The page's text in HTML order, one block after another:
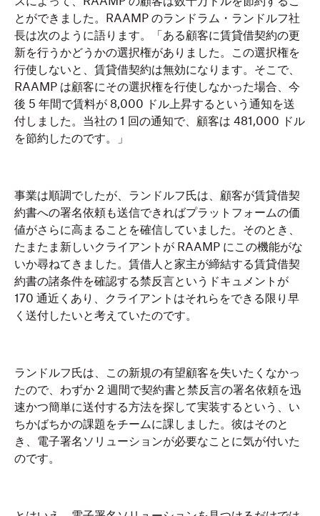
とができました。RAAMP のランドラム・ランドルフ社
長は次のように語ります。「ある顧客に賃貸借契約の更
新を行うかどうかの選択権がありました。この選択権を
行使しないと、賃貸借契約は無効になります。そこで、
RAAMP は顧客にその選択権を行使しなかった場合、今
後 5 年間で賃料が 8,000 ドル上昇するという通知を送
付しました。当社の 1 回の通知で、顧客は 481,000 ドル
を節約したのです。」
事業は順調でしたが、ランドルフ氏は、顧客が賃貸借契
約書への署名依頼も送信できればプラットフォームの価
値がさらに高まることを確信していました。そのとき、
たまたま新しいクライアントが RAAMP にこの機能がな
いか尋ねてきました。賃借人と家主が締結する賃貸借契
約書の諸条件を確認する禁反言というドキュメントが
170 通近くあり、クライアントはそれらをできる限り早
く送付したいと考えていたのです。
ランドルフ氏は、この新規の有望顧客を失いたくなかっ
たので、わずか 2 週間で契約書と禁反言の署名依頼を迅
速かつ簡単に送付する方法を探して実装するという、い
ちかばちかの課題をチームに課しました。彼はそのと
き、電子署名ソリューションが必要なことに気が付いた
のです。